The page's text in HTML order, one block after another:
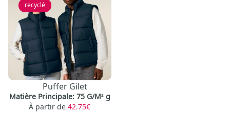
recyclé
Puffer Gilet
Matière Principale: 75 G/M² g
À partir de42.75€